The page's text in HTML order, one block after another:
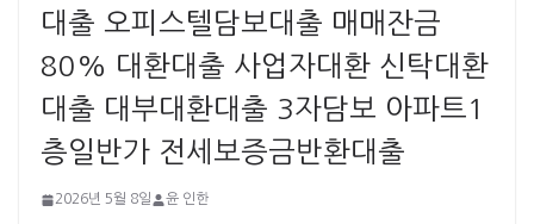
대출 오피스텔담보대출 매매잔금
80% 대환대출 사업자대환 신탁대환
대출 대부대환대출 3자담보 아파트1
층일반가 전세보증금반환대출
2026년 5월 8일 윤 인한